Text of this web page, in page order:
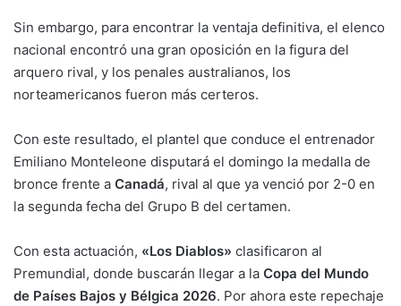
Sin embargo, para encontrar la ventaja definitiva, el elenco
nacional encontró una gran oposición en la figura del
arquero rival, y los penales australianos, los
norteamericanos fueron más certeros.
Con este resultado, el plantel que conduce el entrenador
Emiliano Monteleone disputará el domingo la medalla de
bronce frente a Canadá, rival al que ya venció por 2-0 en
la segunda fecha del Grupo B del certamen.
Con esta actuación, «Los Diablos» clasificaron al
Premundial, donde buscarán llegar a la Copa del Mundo
de Países Bajos y Bélgica 2026. Por ahora este repechaje